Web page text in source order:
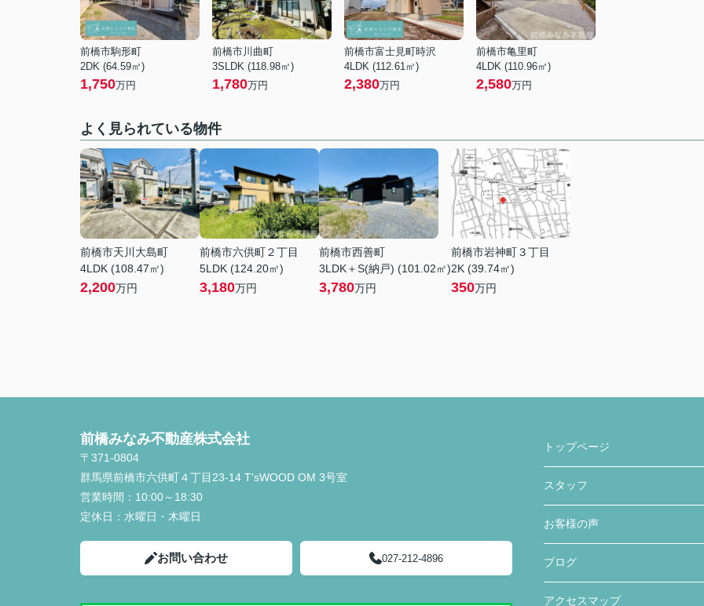
前橋市駒形町
2DK (64.59㎡)
1,750万円
前橋市川曲町
3SLDK (118.98㎡)
1,780万円
前橋市富士見町時沢
4LDK (112.61㎡)
2,380万円
前橋市亀里町
4LDK (110.96㎡)
2,580万円
よく見られている物件
前橋市天川大島町
4LDK (108.47㎡)
2,200万円
前橋市六供町２丁目
5LDK (124.20㎡)
3,180万円
前橋市西善町
3LDK＋S(納戸) (101.02㎡)
3,780万円
前橋市岩神町３丁目
2K (39.74㎡)
350万円
前橋みなみ不動産株式会社
〒371-0804
群馬県前橋市六供町４丁目23‐14 T'sWOOD OM 3号室
営業時間： 10:00～18:30
定休日： 水曜日・木曜日
お問い合わせ 027-212-4896
トップページ
スタッフ
お客様の声
ブログ
アクセスマップ